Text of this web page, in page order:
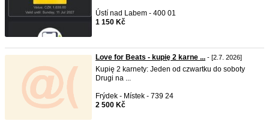
Ústí nad Labem - 400 01
1 150 Kč
Love for Beats - kupię 2 karne ... - [2.7. 2026]
Kupię 2 karnety: Jeden od czwartku do soboty
Drugi na ...
Frýdek - Místek - 739 24
2 500 Kč